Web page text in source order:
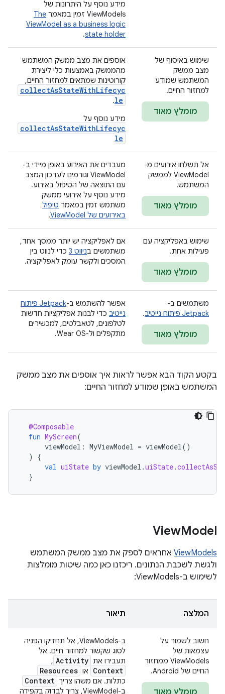
מידע נוסף על היתרונות של
ViewModels זמין במאמר
The
ViewModel as a business logic
state holder
.
שימוש באיסוף של
מצב ממשק
המשתמש שמודע
למחזור החיים.
מומלץ מאוד
אוספים את מצב ממשק המשתמש
מהממשק באמצעות כלי ליצירת
קורוטינות שמתאים למחזור החיים,
collectAsStateWithLifecyc
le
.
מידע נוסף על
collectAsStateWithLifecyc
le
אל תשלחו אירועים מ-
ViewModel לממשק
המשתמש.
מומלץ מאוד
מעבדים את האירוע באופן מיידי ב-
ViewModel וגורמים לעדכון המצב
עם התוצאה של הטיפול באירוע.
מידע נוסף על אירועי ממשק
משתמש זמין במאמר טיפול
באירועים של ViewModel
.
שימוש באפליקציה עם
פעילות אחת.
מומלץ מאוד
אם לאפליקציה יש יותר ממסך אחד,
משתמשים בניווט 3
כדי לנווט בין
המסכים ולקשר עומק לאפליקציה.
משתמשים ב-
Jetpack פיתוח נייטיב
.
מומלץ מאוד
אפשר להשתמש ב-
Jetpack פיתוח
נייטיב כדי לבנות אפליקציות חדשות
לטלפונים, לטאבלטים, למכשירים
מתקפלים ול-Wear OS.
בקטע הקוד הבא אפשר לראות איך אוספים את מצב ממשק
המשתמש באופן שמודע למחזור החיים:
@Composable
fun MyScreen(
viewModel : MyViewModel = viewModel()
)
{
val uiState by viewModel .uiState.
}
ViewModel
ViewModels אחראים לספק את מצב ממשק המשתמש
ולגשת לשכבת הנתונים. ריכזנו כאן כמה שיטות מומלצות
לשימוש ב-ViewModels:
המלצה תיאור
חשוב לשמור על
עצמאות של
ViewModels ממחזור
החיים של Android.
מומלץ מאוד
ב-ViewModels, אל תחזיקו הפניה
לסוג שקשור למחזור חיים. אל
תעבירו את Activity
,‏
Context או Resources
כתלות. אם משהו צריך Context
ב-ViewModel, צריך לבדוק בקפידה